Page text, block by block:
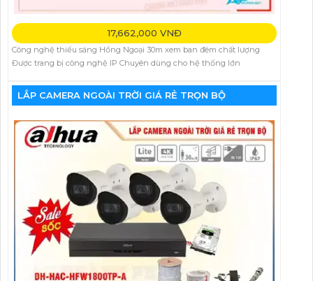
17,662,000 VNĐ
Công nghệ thiếu sáng Hồng Ngoại 30m xem ban đêm chất lượng
Được trang bị công nghệ IP Chuyên dùng cho hệ thống lớn
LẮP CAMERA NGOÀI TRỜI GIÁ RẺ TRỌN BỘ